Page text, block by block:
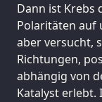
Dann ist Krebs
Polaritäten auf
aber versucht,
Richtungen,
abhängig von
Katalyst erlebt.